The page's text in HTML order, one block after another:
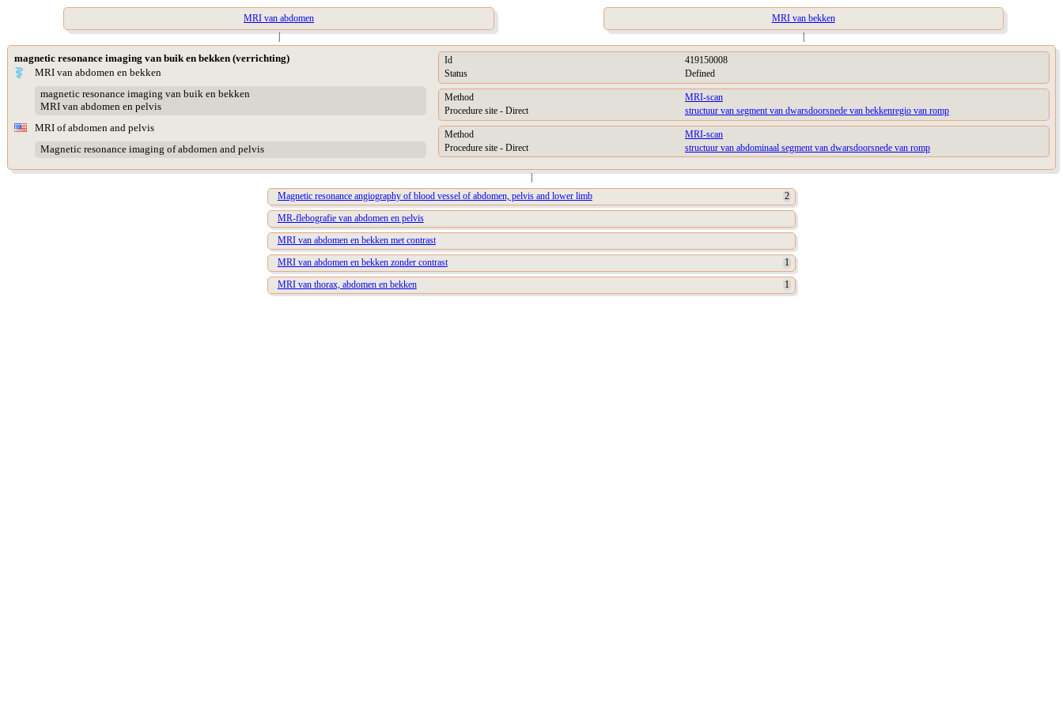
MRI van abdomen
MRI van bekken
|
|
magnetic resonance imaging van buik en bekken (verrichting)
MRI van abdomen en bekken
magnetic resonance imaging van buik en bekken
MRI van abdomen en pelvis
MRI of abdomen and pelvis
Magnetic resonance imaging of abdomen and pelvis
Id
419150008
Status
Defined
Method
MRI-scan
Procedure site - Direct
structuur van segment van dwarsdoorsnede van bekkenregio van romp
Method
MRI-scan
Procedure site - Direct
structuur van abdominaal segment van dwarsdoorsnede van romp
|
Magnetic resonance angiography of blood vessel of abdomen, pelvis and lower limb
2
MR-flebografie van abdomen en pelvis
MRI van abdomen en bekken met contrast
MRI van abdomen en bekken zonder contrast
1
MRI van thorax, abdomen en bekken
1